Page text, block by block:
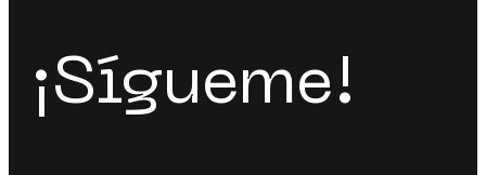
¡Sígueme!